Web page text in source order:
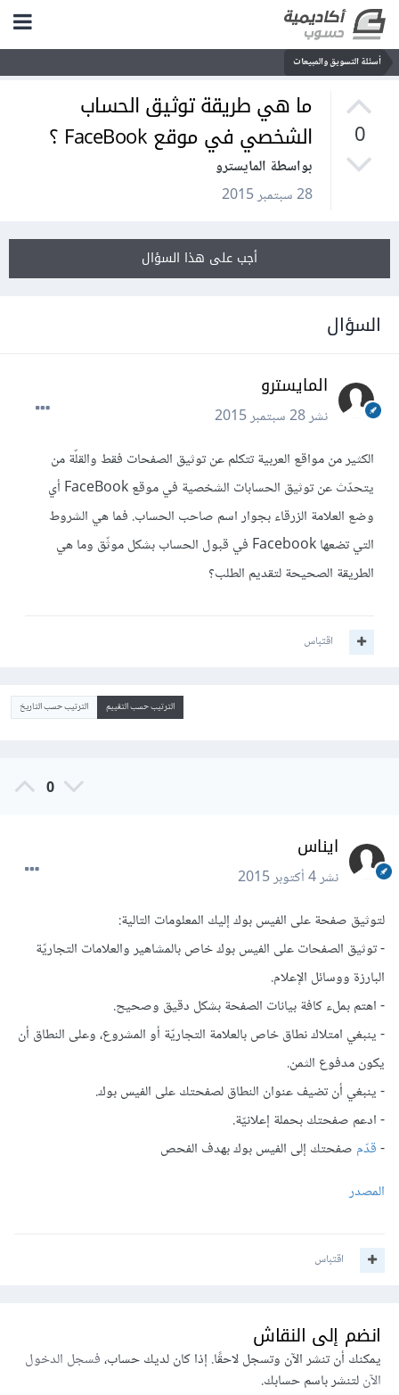
أسئلة التسويق والمبيعات
0
ما هي طريقة توثيق الحساب
الشخصي في موقع FaceBook ؟
بواسطة المايسترو
28 سبتمبر 2015
أجب على هذا السؤال
السؤال
المايسترو
نشر28 سبتمبر 2015
الكثير من مواقع العربية تتكلم عن توثيق الصفحات فقط والقلّة من
يتحدّث عن توثيق الحسابات الشخصية في موقع FaceBook أي
وضع العلامة الزرقاء بجوار اسم صاحب الحساب. فما هي الشروط
التي تضعها Facebook في قبول الحساب بشكل موثّق وما هي
الطريقة الصحيحة لتقديم الطلب؟
اقتباس
الترتيب حسب التقييم الترتيب حسب التاريخ
0
ايناس
نشر4 أكتوبر 2015
لتوثيق صفحة على الفيس بوك إليك المعلومات التالية:
- توثيق الصفحات على الفيس بوك خاص بالمشاهير والعلامات التجاريّة
البارزة ووسائل الإعلام.
- اهتم بملء كافة بيانات الصفحة بشكل دقيق وصحيح.
- ينبغي امتلاك نطاق خاص بالعلامة التجاريّة أو المشروع، وعلى النطاق أن
يكون مدفوع الثمن.
- ينبغي أن تضيف عنوان النطاق لصفحتك على الفيس بوك.
- ادعم صفحتك بحملة إعلانيّة.
-قدّمصفحتك إلى الفيس بوك بهدف الفحص
المصدر
اقتباس
انضم إلى النقاش
يمكنك أن تنشر الآن وتسجل لاحقًا. إذا كان لديك حساب،فسجل الدخول
الآنلتنشر باسم حسابك.